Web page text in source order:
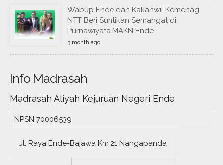
Wabup Ende dan Kakanwil Kemenag
NTT Beri Suntikan Semangat di
Purnawiyata MAKN Ende
3 month ago
Info Madrasah
Madrasah Aliyah Kejuruan Negeri Ende
NPSN 70006539
Jl. Raya Ende-Bajawa Km 21 Nangapanda